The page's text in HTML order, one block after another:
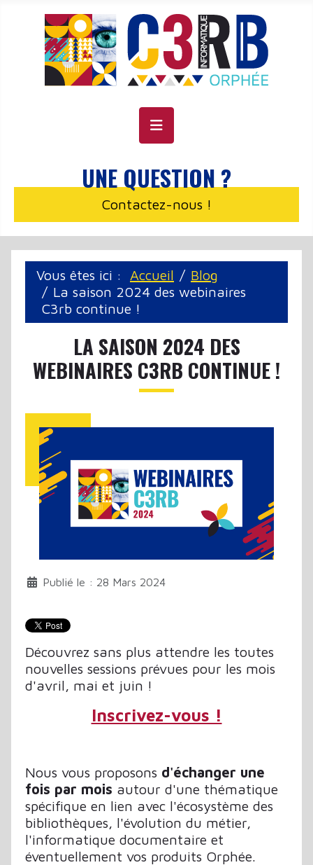
UNE QUESTION ?
Contactez-nous !
Vous êtes ici : Accueil
Blog
La saison 2024 des webinaires
C3rb continue !
LA SAISON 2024 DES
WEBINAIRES C3RB CONTINUE !
Publié le : 28 Mars 2024
Découvrez sans plus attendre les toutes
nouvelles sessions prévues pour les mois
d'avril, mai et juin !
Inscrivez-vous !
Nous vous proposons d'échanger une
fois par mois autour d'une thématique
spécifique en lien avec l'écosystème des
bibliothèques, l'évolution du métier,
l'informatique documentaire et
éventuellement vos produits Orphée.